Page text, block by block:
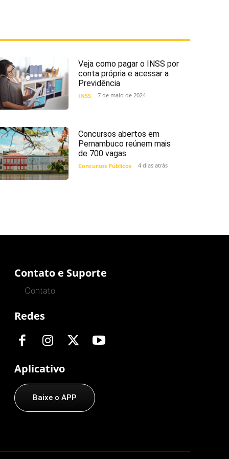
Veja como pagar o INSS por
conta própria e acessar a
Previdência
INSS 7 de maio de 2024
Concursos abertos em
Pernambuco reúnem mais
de 700 vagas
Concursos Públicos 4 dias atrás
Contato e Suporte
Contato
Redes
Aplicativo
Baixe o APP